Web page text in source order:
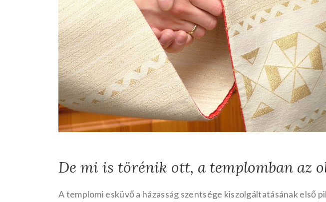
De mi is törénik ott, a templomban az
A templomi esküvő a házasság szentsége kiszolgáltatásának első